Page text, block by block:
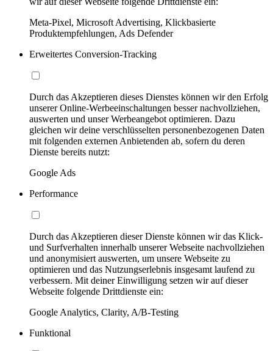
Meta-Pixel, Microsoft Advertising, Klickbasierte
Produktempfehlungen, Ads Defender
Erweitertes Conversion-Tracking
Durch das Akzeptieren dieses Dienstes können wir den Erfolg
unserer Online-Werbeeinschaltungen besser nachvollziehen,
auswerten und unser Werbeangebot optimieren. Dazu
gleichen wir deine verschlüsselten personenbezogenen Daten
mit folgenden externen Anbietenden ab, sofern du deren
Dienste bereits nutzt:
Google Ads
Performance
Durch das Akzeptieren dieser Dienste können wir das Klick-
und Surfverhalten innerhalb unserer Webseite nachvollziehen
und anonymisiert auswerten, um unsere Webseite zu
optimieren und das Nutzungserlebnis insgesamt laufend zu
verbessern. Mit deiner Einwilligung setzen wir auf dieser
Webseite folgende Drittdienste ein:
Google Analytics, Clarity, A/B-Testing
Funktional